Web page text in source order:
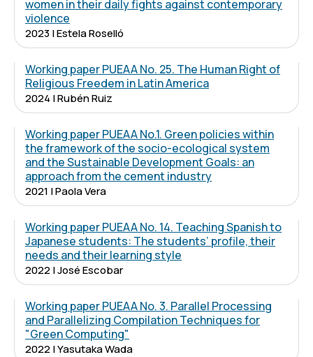
women in their daily fights against contemporary
violence
2023 | Estela Roselló
Working paper PUEAA No. 25. The Human Right of
Religious Freedem in Latin America
2024 | Rubén Ruiz
Working paper PUEAA No.1. Green policies within
the framework of the socio-ecological system
and the Sustainable Development Goals: an
approach from the cement industry
2021 | Paola Vera
Working paper PUEAA No. 14. Teaching Spanish to
Japanese students: The students’ profile, their
needs and their learning style
2022 | José Escobar
Working paper PUEAA No. 3. Parallel Processing
and Parallelizing Compilation Techniques for
"Green Computing"
2022 | Yasutaka Wada